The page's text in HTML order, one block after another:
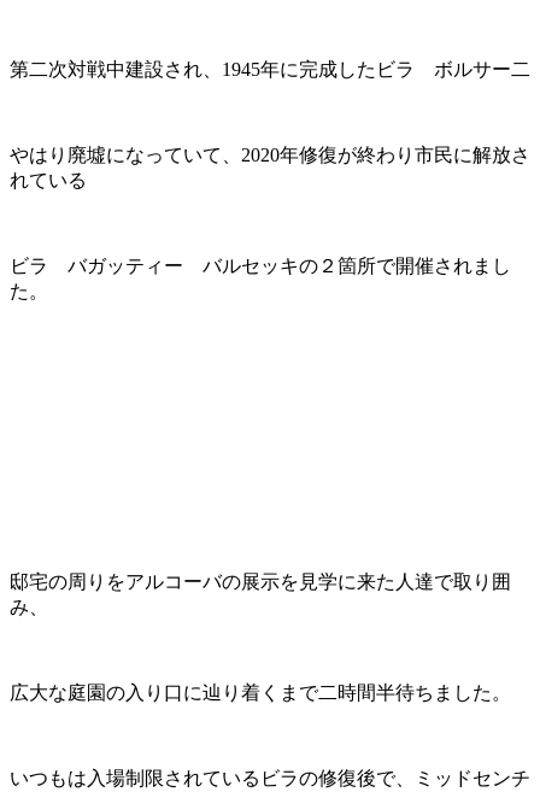
第二次対戦中建設され、1945年に完成したビラ ボルサー二
やはり廃墟になっていて、2020年修復が終わり市民に解放さ
れている
ビラ バガッティー バルセッキの２箇所で開催されまし
た。
邸宅の周りをアルコーバの展示を見学に来た人達で取り囲
み、
広大な庭園の入り口に辿り着くまで二時間半待ちました。
いつもは入場制限されているビラの修復後で、ミッドセンチ